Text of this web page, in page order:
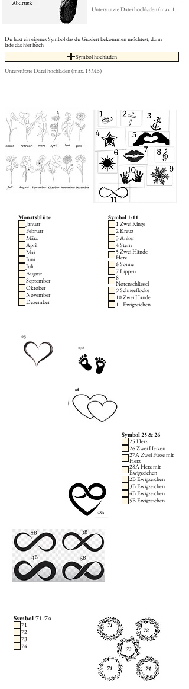
Unterstützte Datei hochladen (max. 15MB)
Du hast ein eigenes Symbol das du Graviert bekommen möchtest, dann
lade das hier hoch
Symbol hochladen
Unterstützte Datei hochladen (max. 15MB)
Monatsblüte
Januar
Februar
März
April
Mai
Juni
Juli
August
September
Oktober
November
Dezember
Symbol 1-11
1 Zwei Ringe
2 Kreuz
3 Anker
4 Stern
5 Zwei Hände
Herz
6 Sonne
7 Lippen
8
Notenschlüssel
9 Schneeflocke
10 Zwei Hände
11 Ewigzeichen
Symbol 25 & 26
25 Herz
26 Zwei Herzen
27A Zwei Füsse mit
Herz
28A Herz mit
Ewigzeichen
2B Ewigzeichen
3B Ewigzeichen
4B Ewigzeichen
5B Ewigzeichen
Symbol 71-74
71
72
73
74